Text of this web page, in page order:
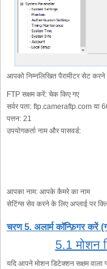
आपको निम्नलिखित पैरामीटर सेट करने
FTP सक्षम करें: चेक किए गए
सर्वर पता: ftp.cameraftp.com या
पत्तन: 21
उपयोगकर्ता नाम और पासवर्ड:
आपका नाम: आपके कैमरे का नाम
सेटिंग्स सेव करने के लिए अप्लाई पर
चरण 5. अलार्म कॉन्फ़िगर करें
5.1 मोशन
यदि आपने मोशन डिटेक्शन सक्षम